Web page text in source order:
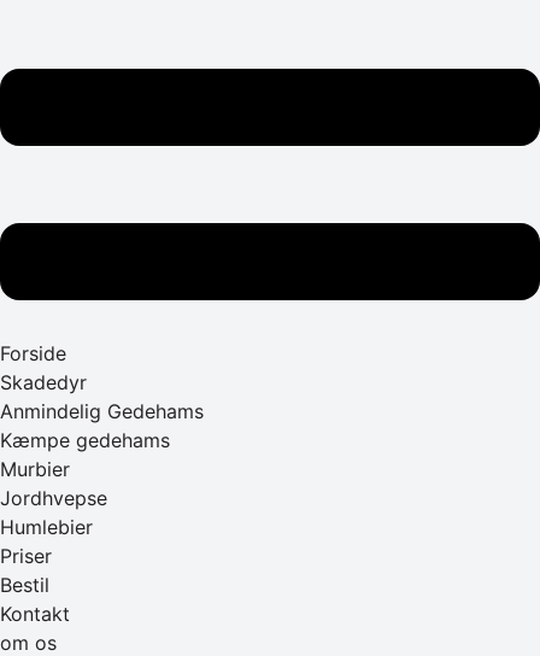
Forside
Skadedyr
Anmindelig Gedehams
Kæmpe gedehams
Murbier
Jordhvepse
Humlebier
Priser
Bestil
Kontakt
om os